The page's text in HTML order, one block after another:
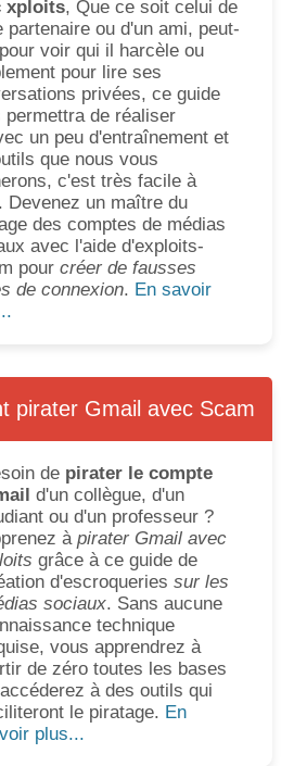
xploits, Que ce soit celui de
partenaire ou d'un ami, peut-
voir qui il harcèle ou
pour lire ses
privées, ce guide
permettra de réaliser
un peu d'entraînement et
que nous vous
c'est très facile à
Devenez un maître du
des comptes de médias
avec l'aide d'exploits-
pour créer de fausses
de connexion. En savoir
pirater Gmail avec Scam
de pirater le compte
d'un collègue, d'un
ou d'un professeur ?
à pirater Gmail avec
grâce à ce guide de
d'escroqueries sur les
sociaux. Sans aucune
technique
vous apprendrez à
de zéro toutes les bases
à des outils qui
le piratage. En
plus...